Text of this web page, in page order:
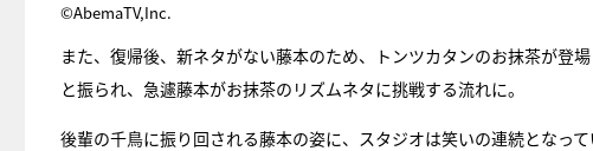
©AbemaTV,Inc.
また、復帰後、新ネタがない藤本のため、トンツカタンのお抹茶が登
と振られ、急遽藤本がお抹茶のリズムネタに挑戦する流れに。
後輩の千鳥に振り回される藤本の姿に、スタジオは笑いの連続となって